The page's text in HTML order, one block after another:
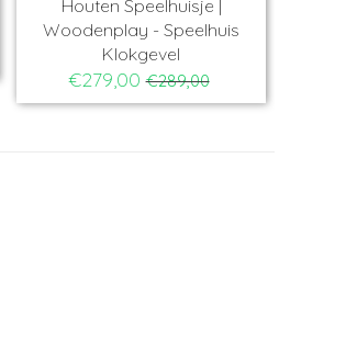
Houten Speelhuisje |
Woodenplay - Speelhuis
Klokgevel
€279,00 €289,00